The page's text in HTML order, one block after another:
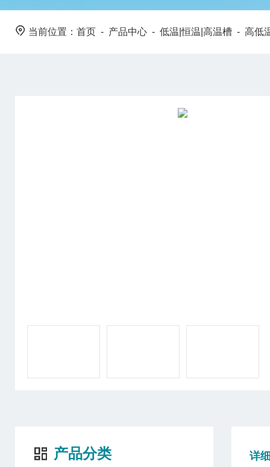
当前位置： 首页 - 产品中心 - 低温|恒温|高温槽 - 高低
产品分类 详